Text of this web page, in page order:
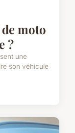
moto
?
une
son véhicule